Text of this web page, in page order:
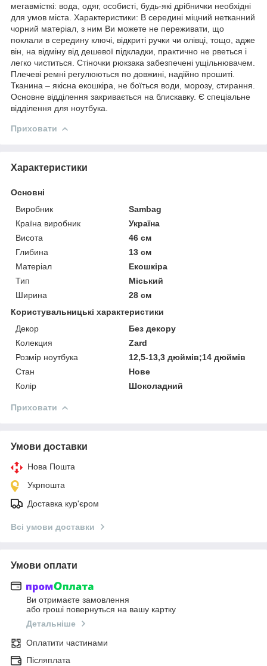
мегавмісткі: вода, одяг, особисті, будь-які дрібнички необхідні
для умов міста. Характеристики: В середині міцний нетканний
чорний матеріал, з ним Ви можете не переживати, що
поклали в середину ключі, відкриті ручки чи олівці, тощо, адже
він, на відміну від дешевої підкладки, практично не рветься і
легко чиститься. Стіночки рюкзака забезпечені ущільнювачем.
Плечеві ремні регулюються по довжині, надійно прошиті.
Тканина – якісна екошкіра, не боїться води, морозу, стирання.
Основне відділення закривається на блискавку. Є спеціальне
відділення для ноутбука.
Приховати
Характеристики
Основні
Виробник
Sambag
Країна виробник
Україна
Висота
46 см
Глибина
13 см
Матеріал
Екошкіра
Тип
Міський
Ширина
28 см
Користувальницькі характеристики
Декор
Без декору
Колекция
Zard
Розмір ноутбука
12,5-13,3 дюймів;14 дюймів
Стан
Нове
Колір
Шоколадний
Приховати
Умови доставки
Нова Пошта
Укрпошта
Доставка кур'єром
Всі умови доставки
Умови оплати
Ви отримаєте замовлення
або гроші повернуться на вашу картку
Детальніше
Оплатити частинами
Післяплата